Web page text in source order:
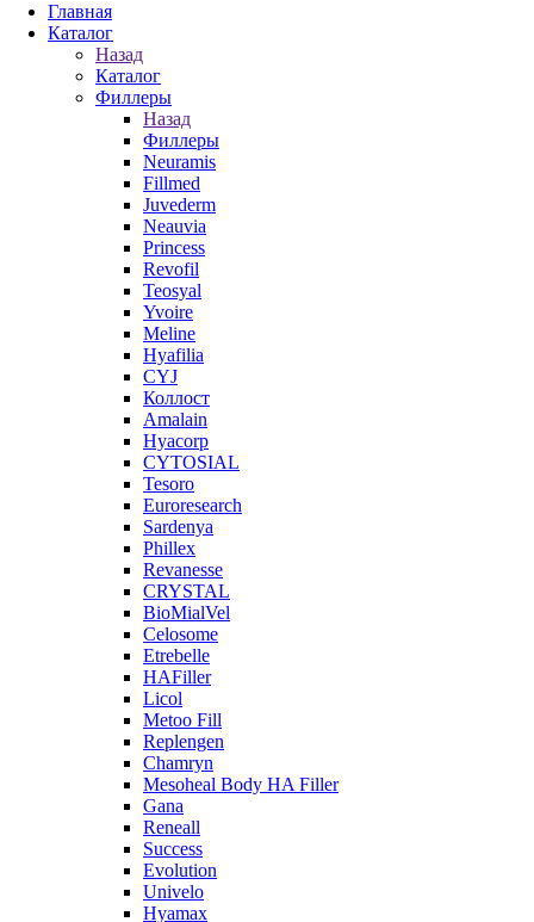
Главная
Каталог
Назад
Каталог
Филлеры
Назад
Филлеры
Neuramis
Fillmed
Juvederm
Neauvia
Princess
Revofil
Teosyal
Yvoire
Meline
Hyafilia
CYJ
Коллост
Amalain
Hyacorp
CYTOSIAL
Tesoro
Euroresearch
Sardenya
Phillex
Revanesse
CRYSTAL
BioMialVel
Celosome
Etrebelle
HAFiller
Licol
Metoo Fill
Replengen
Chamryn
Mesoheal Body HA Filler
Gana
Reneall
Success
Evolution
Univelo
Hyamax